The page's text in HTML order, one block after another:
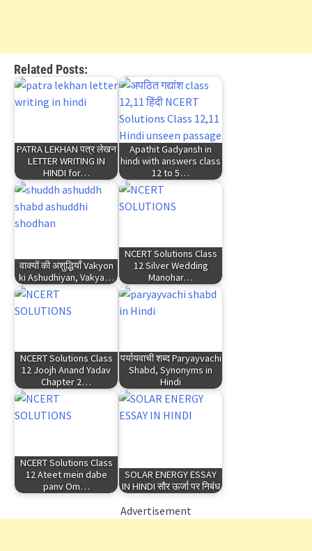
Related Posts:
PATRA LEKHAN पत्र लेखन
LETTER WRITING IN
HINDI for…
Apathit Gadyansh in
hindi with answers class
12 to 5…
वाक्यों की अशुद्धियाँ Vakyon
ki Ashudhiyan, Vakya…
NCERT Solutions Class
12 Silver Wedding
Manohar…
NCERT Solutions Class
12 Joojh Anand Yadav
Chapter 2…
पर्यायवाची शब्द Paryayvachi
Shabd, Synonyms in
Hindi
NCERT Solutions Class
12 Ateet mein dabe
panv Om…
SOLAR ENERGY ESSAY
IN HINDI सौर ऊर्जा पर निबंध
Advertisement